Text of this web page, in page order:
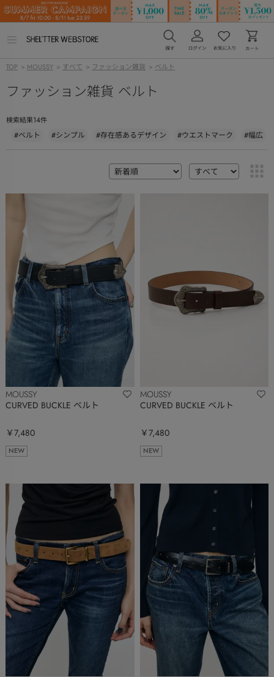
ー
開
く
TOP > MOUSSY > すべて > ファッション雑貨 > ベルト
ファッション雑貨 ベルト
検索結果14件
#ベルト #シンプル #存在感あるデザイン #ウエストマーク #幅広
MOUSSY
CURVED BUCKLE ベルト
￥7,480
NEW
MOUSSY
CURVED BUCKLE ベルト
￥7,480
NEW